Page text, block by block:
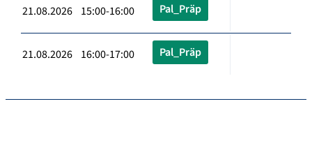
21.08.2026 15:00-16:00 Pal_Präp
21.08.2026 16:00-17:00 Pal_Präp